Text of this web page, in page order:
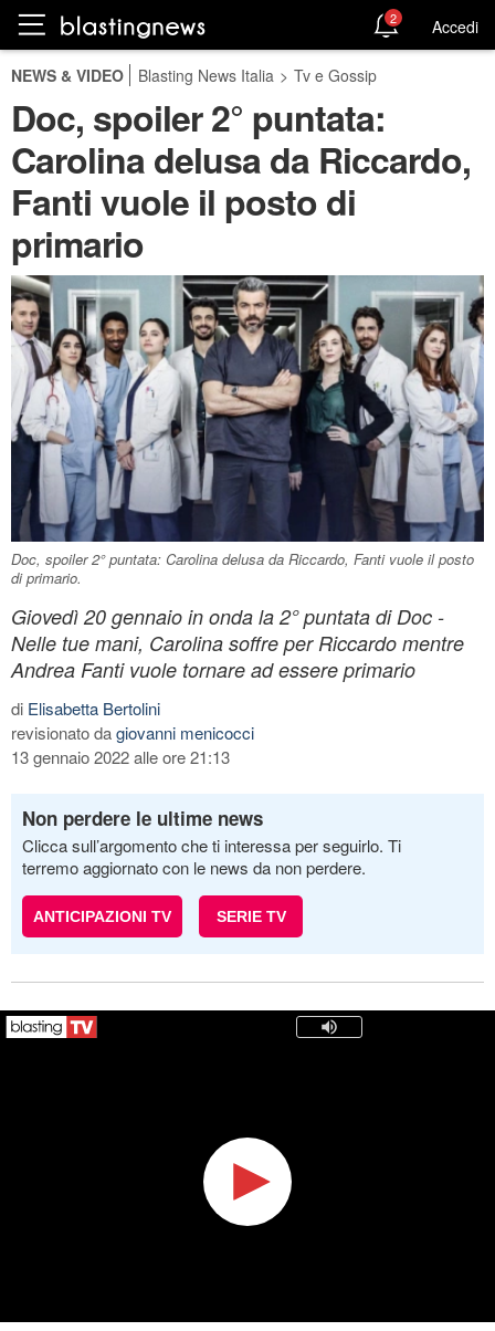
2 Accedi
NEWS & VIDEO Blasting News Italia > Tv e Gossip
Doc, spoiler 2° puntata:
Carolina delusa da Riccardo,
Fanti vuole il posto di
primario
Doc, spoiler 2° puntata: Carolina delusa da Riccardo, Fanti vuole il posto
di primario.
Giovedì 20 gennaio in onda la 2° puntata di Doc -
Nelle tue mani, Carolina soffre per Riccardo mentre
Andrea Fanti vuole tornare ad essere primario
di Elisabetta Bertolini
revisionato dagiovanni menicocci
13 gennaio 2022 alle ore 21:13
Non perdere le ultime news
Clicca sull’argomento che ti interessa per seguirlo. Ti
terremo aggiornato con le news da non perdere.
ANTICIPAZIONI TV SERIE TV